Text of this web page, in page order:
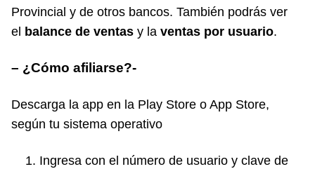
Provincial y de otros bancos. También podrás ver
el balance de ventas y la ventas por usuario.
– ¿Cómo afiliarse?-
Descarga la app en la Play Store o App Store,
según tu sistema operativo
Ingresa con el número de usuario y clave de